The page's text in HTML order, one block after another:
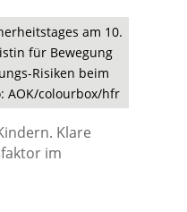
am 10.
für Bewegung
Risiken beim
AOK/colourbox/hfr
Klare
im